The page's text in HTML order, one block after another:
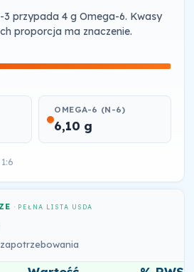
3 przypada 4 g Omega-6. Kwasy
proporcja ma znaczenie.
OMEGA-6 (N-6)
6,10 g
· PEŁNA LISTA USDA